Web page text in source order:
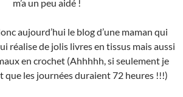
m’a un peu aidé !
aujourd’hui le blog d’une maman qui
réalise de jolis livres en tissus mais aussi
en crochet (Ahhhhh, si seulement je
que les journées duraient 72 heures !!!)